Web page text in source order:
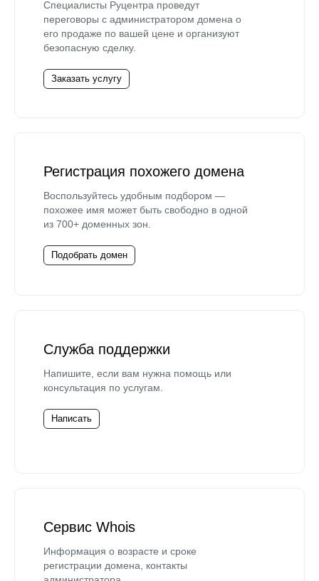
Специалисты Руцентра проведут
переговоры с администратором домена о
его продаже по вашей цене и организуют
безопасную сделку.
Заказать услугу
Регистрация похожего домена
Воспользуйтесь удобным подбором —
похожее имя может быть свободно в одной
из 700+ доменных зон.
Подобрать домен
Служба поддержки
Напишите, если вам нужна помощь или
консультация по услугам.
Написать
Сервис Whois
Информация о возрасте и сроке
регистрации домена, контакты